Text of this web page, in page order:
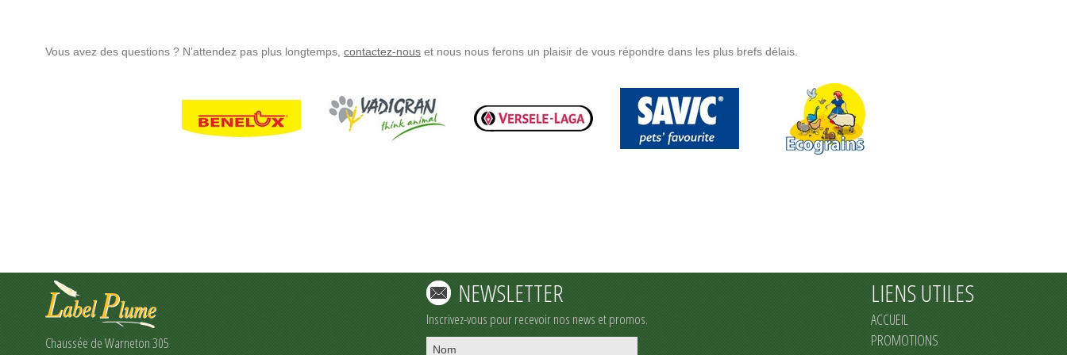
Vous avez des questions ? N’attendez pas plus longtemps, contactez-nous et nous nous ferons un plaisir de vous répondre dans les plus brefs délais.
Chaussée de Warneton 305
NEWSLETTER
Inscrivez-vous pour recevoir nos news et promos.
LIENS UTILES
ACCUEIL
PROMOTIONS